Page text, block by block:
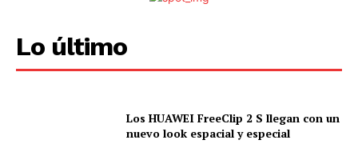
Lo último
Los HUAWEI FreeClip 2 S llegan con un
nuevo look espacial y especial